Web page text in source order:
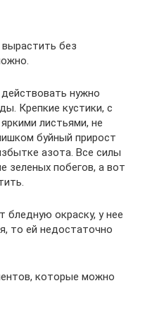
без
нужно
Крепкие кустики, с
листьями, не
буйный прирост
азота. Все силы
зеленых побегов, а вот
бледную окраску, у нее
то ей недостаточно
которые можно